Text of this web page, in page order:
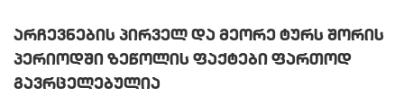
არჩევნების პირველ და მეორე ტურს შორის
პერიოდში ზეწოლის ფაქტები ფართოდ
გავრცელებულია